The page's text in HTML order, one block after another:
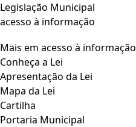
Legislação Municipal
acesso à informação
Mais em acesso à informação
Conheça a Lei
Apresentação da Lei
Mapa da Lei
Cartilha
Portaria Municipal